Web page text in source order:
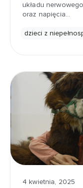
układu
oraz napięcia…
dzieci z
4 kwietnia, 2025